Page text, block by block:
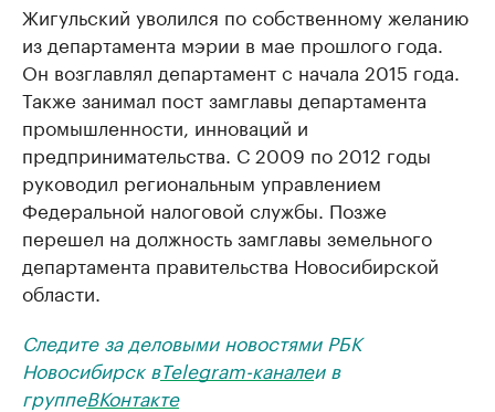
Жигульский уволился по собственному желанию
из департамента мэрии в мае прошлого года.
Он возглавлял департамент с начала 2015 года.
Также занимал пост замглавы департамента
промышленности, инноваций и
предпринимательства. С 2009 по 2012 годы
руководил региональным управлением
Федеральной налоговой службы. Позже
перешел на должность замглавы земельного
департамента правительства Новосибирской
области.
Следите за деловыми новостями РБК
Новосибирск вTelegram-каналеи в
группеВКонтакте